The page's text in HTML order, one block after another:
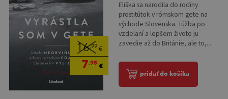
16,99 €
7,95 €
Eliška sa narodila do rodiny
prostitútok v rómskom gete na
východe Slovenska. Túžba po
vzdelaní a lepšom živote ju
zavedie až do Británie, ale to,...
pridať do košíka